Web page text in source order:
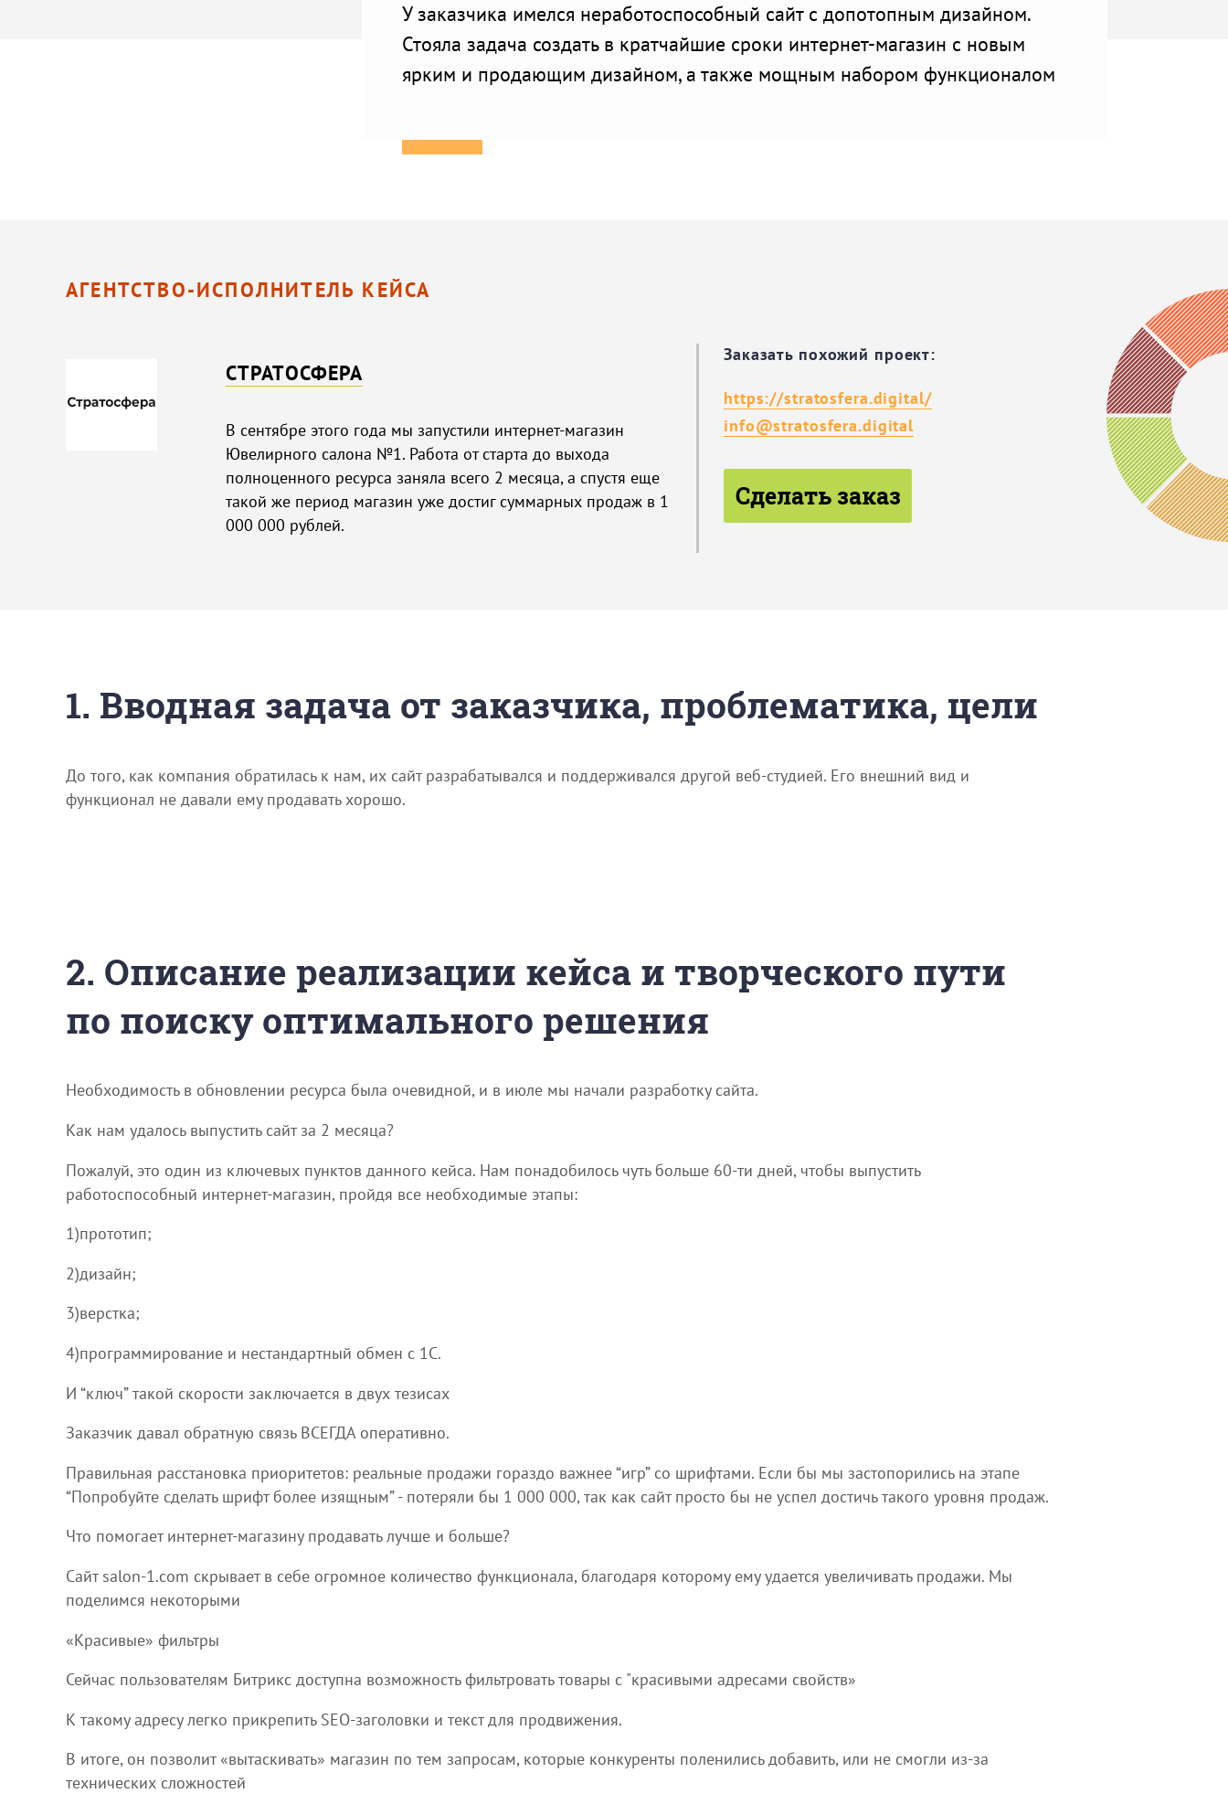
У заказчика имелся неработоспособный сайт с допотопным дизайном.
Стояла задача создать в кратчайшие сроки интернет-магазин с новым
ярким и продающим дизайном, а также мощным набором функционалом
АГЕНТСТВО-ИСПОЛНИТЕЛЬ КЕЙСА
СТРАТОСФЕРА
В сентябре этого года мы запустили интернет-магазин
Ювелирного салона №1. Работа от старта до выхода
полноценного ресурса заняла всего 2 месяца, а спустя еще
такой же период магазин уже достиг суммарных продаж в 1
000 000 рублей.
Заказать похожий проект:
https://stratosfera.digital/
info@stratosfera.digital
Сделать заказ
1. Вводная задача от заказчика, проблематика, цели
До того, как компания обратилась к нам, их сайт разрабатывался и поддерживался другой веб-студией. Его внешний вид и
функционал не давали ему продавать хорошо.
2. Описание реализации кейса и творческого пути
по поиску оптимального решения
Необходимость в обновлении ресурса была очевидной, и в июле мы начали разработку сайта.
Как нам удалось выпустить сайт за 2 месяца?
Пожалуй, это один из ключевых пунктов данного кейса. Нам понадобилось чуть больше 60-ти дней, чтобы выпустить
работоспособный интернет-магазин, пройдя все необходимые этапы:
1)прототип;
2)дизайн;
3)верстка;
4)программирование и нестандартный обмен с 1С.
И “ключ” такой скорости заключается в двух тезисах
Заказчик давал обратную связь ВСЕГДА оперативно.
Правильная расстановка приоритетов: реальные продажи гораздо важнее “игр” со шрифтами. Если бы мы застопорились на этапе
“Попробуйте сделать шрифт более изящным” - потеряли бы 1 000 000, так как сайт просто бы не успел достичь такого уровня продаж.
Что помогает интернет-магазину продавать лучше и больше?
Сайт salon-1.com скрывает в себе огромное количество функционала, благодаря которому ему удается увеличивать продажи. Мы
поделимся некоторыми
«Красивые» фильтры
Сейчас пользователям Битрикс доступна возможность фильтровать товары с "красивыми адресами свойств»
К такому адресу легко прикрепить SEO-заголовки и текст для продвижения.
В итоге, он позволит «вытаскивать» магазин по тем запросам, которые конкуренты поленились добавить, или не смогли из-за
технических сложностей